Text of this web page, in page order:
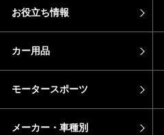
お役立ち情報
カー用品
モータースポーツ
メーカー・車種別